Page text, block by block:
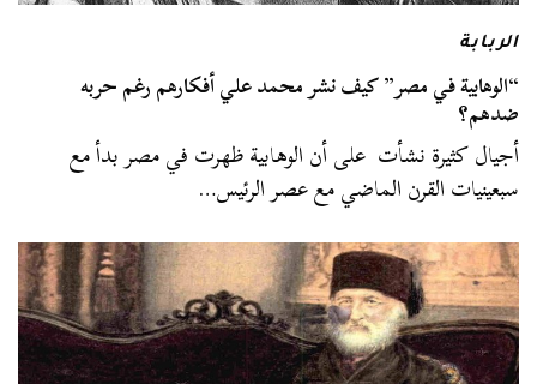
الربابة
“الوهابية في مصر” كيف نشر محمد علي أفكارهم رغم حربه
ضدهم؟
أجيال كثيرة نشأت على أن الوهابية ظهرت في مصر بدأ مع
سبعينيات القرن الماضي مع عصر الرئيس…